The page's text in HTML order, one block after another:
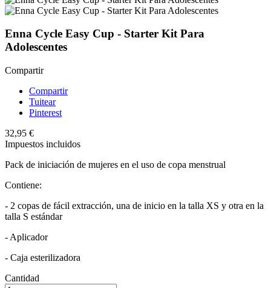
Enna Cycle Easy Cup - Starter Kit Para
Adolescentes
Compartir
Compartir
Tuitear
Pinterest
32,95 €
Impuestos incluidos
Pack de iniciación de mujeres en el uso de copa menstrual
Contiene:
- 2 copas de fácil extracción, una de inicio en la talla XS y otra en la
talla S estándar
- Aplicador
- Caja esterilizadora
Cantidad